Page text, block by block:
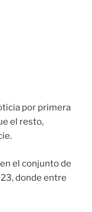
por primera
el resto,
el conjunto de
donde entre